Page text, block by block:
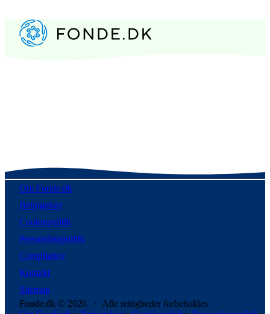
Om Fonde.dk
Betingelser
Cookiepolitik
Persondatapolitik
Compliance
Kontakt
Sitemap
Fonde.dk © 2026 · Alle rettigheder forbeholdes